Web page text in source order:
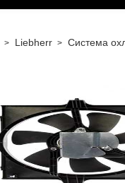
Liebherr Система
в Санкт-Петербурге
и под заказ